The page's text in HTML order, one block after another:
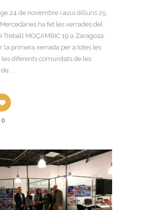
24 de novembre i avui dilluns 25,
ha fet les xerrades del
Treball MOÇAMBIC 19 a Zaragoza.
la primera xerrada per a totes les
les diferents comunitats de les
0